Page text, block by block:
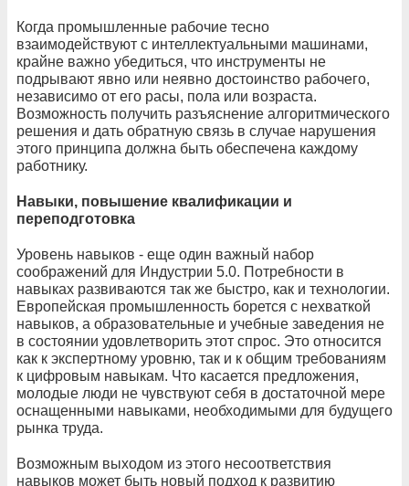
Когда промышленные рабочие тесно
взаимодействуют с интеллектуальными машинами,
крайне важно убедиться, что инструменты не
подрывают явно или неявно достоинство рабочего,
независимо от его расы, пола или возраста.
Возможность получить разъяснение алгоритмического
решения и дать обратную связь в случае нарушения
этого принципа должна быть обеспечена каждому
работнику.
Навыки, повышение квалификации и
переподготовка
Уровень навыков - еще один важный набор
соображений для Индустрии 5.0. Потребности в
навыках развиваются так же быстро, как и технологии.
Европейская промышленность борется с нехваткой
навыков, а образовательные и учебные заведения не
в состоянии удовлетворить этот спрос. Это относится
как к экспертному уровню, так и к общим требованиям
к цифровым навыкам. Что касается предложения,
молодые люди не чувствуют себя в достаточной мере
оснащенными навыками, необходимыми для будущего
рынка труда.
Возможным выходом из этого несоответствия
навыков может быть новый подход к развитию